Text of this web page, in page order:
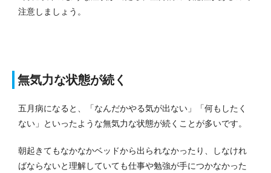
注意しましょう。
無気力な状態が続く
五月病になると、「なんだかやる気が出ない」「何もしたく
ない」といったような無気力な状態が続くことが多いです。
朝起きてもなかなかベッドから出られなかったり、しなけれ
ばならないと理解していても仕事や勉強が手につかなかった